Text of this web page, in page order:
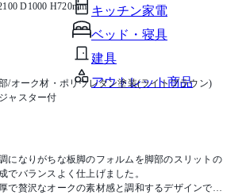
キッチン家電
ベッド・寝具
建具
アウトレット商品
D1000 H720mm
/オーク材・ポリウレタン塗装(ライトブラウン)
ャスター付
になりがちな板脚のフォルムを脚部のスリットの
でバランスよく仕上げました。
で贅沢なオークの素材感と調和するデザインです